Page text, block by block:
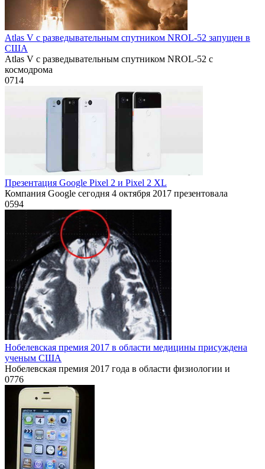
Atlas V с разведывательным спутником NROL-52 запущен в
США
Atlas V с разведывательным спутником NROL-52 с
космодрома
0714
Презентация Google Pixel 2 и Pixel 2 XL
Компания Google сегодня 4 октября 2017 презентовала
0594
Нобелевская премия 2017 в области медицины присуждена
ученым США
Нобелевская премия 2017 года в области физиологии и
0776